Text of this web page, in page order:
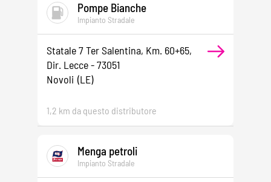
Pompe Bianche
Impianto Stradale
Statale 7 Ter Salentina, Km. 60+65,
Dir. Lecce - 73051
Novoli (LE)
1,2 km da questo distributore
Menga petroli
Impianto Stradale